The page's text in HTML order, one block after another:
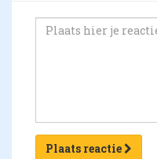
Plaats reactie